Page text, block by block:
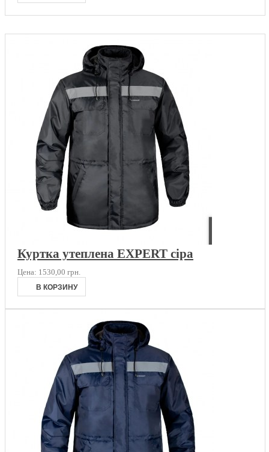
Куртка утеплена EXPERT сіра
Цена: 1530,00 грн.